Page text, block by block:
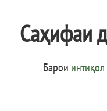
Саҳифаи
Барои интиқол